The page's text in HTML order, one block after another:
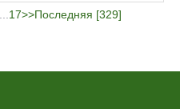
17>>Последняя [329]